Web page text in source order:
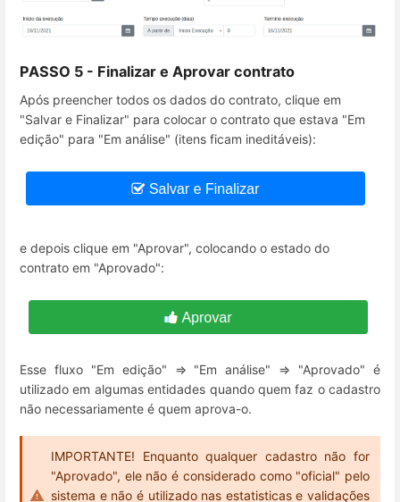
PASSO 5 - Finalizar e Aprovar contrato
Após preencher todos os dados do contrato, clique em
"Salvar e Finalizar" para colocar o contrato que estava "Em
edição" para "Em análise" (itens ficam ineditáveis):
e depois clique em "Aprovar", colocando o estado do
contrato em "Aprovado":
Esse fluxo "Em edição" => "Em análise" => "Aprovado" é
utilizado em algumas entidades quando quem faz o cadastro
não necessariamente é quem aprova-o.
IMPORTANTE! Enquanto qualquer cadastro não for
"Aprovado", ele não é considerado como "oficial" pelo
sistema e não é utilizado nas estatisticas e validações